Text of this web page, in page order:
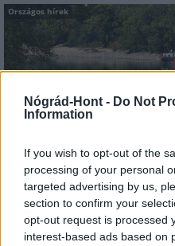
Nógrád-Hont - Do Not
Information
If you wish to opt-out of the
processing of your personal
targeted advertising by us,
section to confirm your
opt-out request is processed
interest-based ads based on
Országos hírek